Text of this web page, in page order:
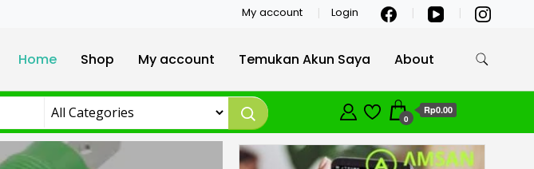
My account Login
Home Shop My account Temukan Akun Saya About
0
Rp0.00